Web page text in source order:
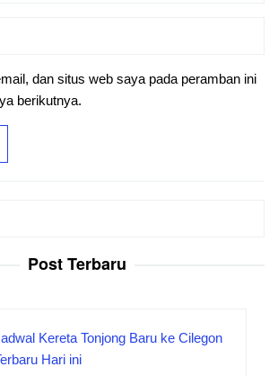
dan situs web saya pada peramban ini
berikutnya.
Post Terbaru
Kereta Tonjong Baru ke Cilegon
Hari ini